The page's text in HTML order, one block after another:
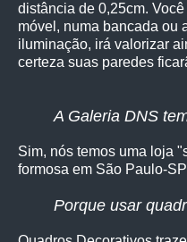
distância de 0,25cm.
móvel, numa bancada ou
iluminação, irá valorizar
certeza suas paredes
A Galeria DNS
Sim, nós temos uma loja
formosa em São Paulo-
Porque usar